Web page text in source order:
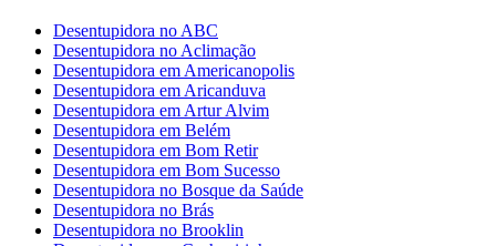
Desentupidora no ABC
Desentupidora no Aclimação
Desentupidora em Americanopolis
Desentupidora em Aricanduva
Desentupidora em Artur Alvim
Desentupidora em Belém
Desentupidora em Bom Retir
Desentupidora em Bom Sucesso
Desentupidora no Bosque da Saúde
Desentupidora no Brás
Desentupidora no Brooklin